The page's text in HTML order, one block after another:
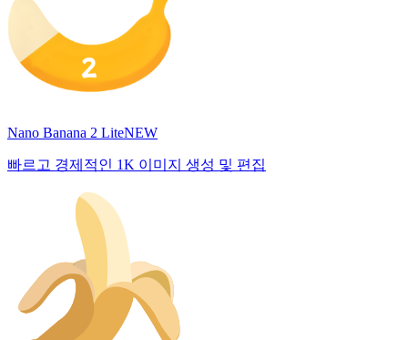
Nano Banana 2 LiteNEW
빠르고 경제적인 1K 이미지 생성 및 편집